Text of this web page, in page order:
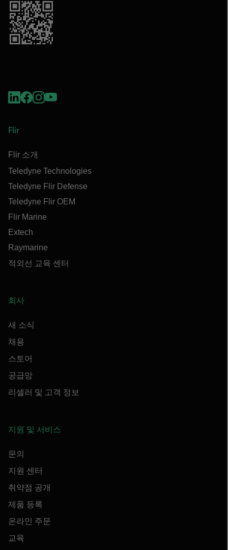
Flir
Flir 소개
Teledyne Technologies
Teledyne Flir Defense
Teledyne Flir OEM
Flir Marine
Extech
Raymarine
적외선 교육 센터
회사
새 소식
채용
스토어
공급망
리셀러 및 고객 정보
지원 및 서비스
문의
지원 센터
취약점 공개
제품 등록
온라인 주문
교육